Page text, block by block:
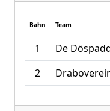
Bahn Team
1 De
2